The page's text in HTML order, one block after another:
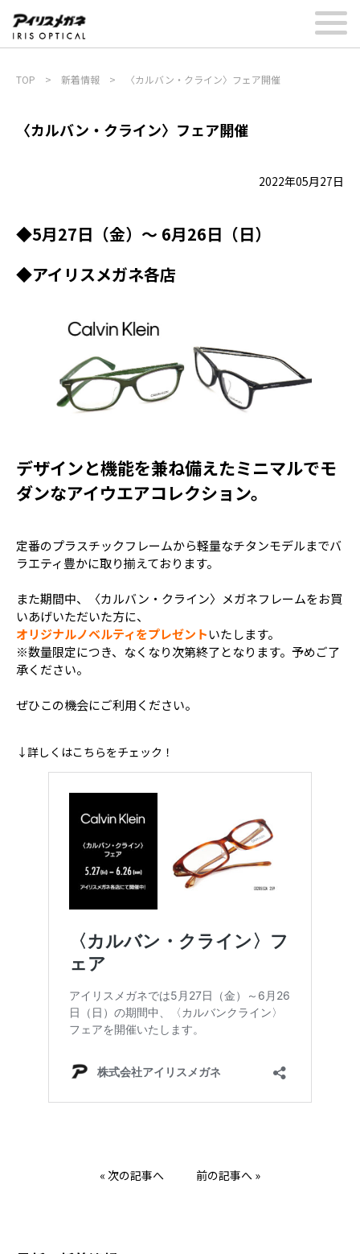
TOP > 新着情報 > 〈カルバン・クライン〉フェア開催
〈カルバン・クライン〉フェア開催
2022年05月27日
◆5月27日（金）～ 6月26日（日）
◆アイリスメガネ各店
デザインと機能を兼ね備えたミニマルでモ
ダンなアイウエアコレクション。
定番のプラスチックフレームから軽量なチタンモデルまでバ
ラエティ豊かに取り揃えております。
また期間中、〈カルバン・クライン〉メガネフレームをお買
いあげいただいた方に、
オリジナルノベルティをプレゼントいたします。
※数量限定につき、なくなり次第終了となります。予めご了
承ください。
ぜひこの機会にご利用ください。
↓詳しくはこちらをチェック！
« 次の記事へ 前の記事へ »